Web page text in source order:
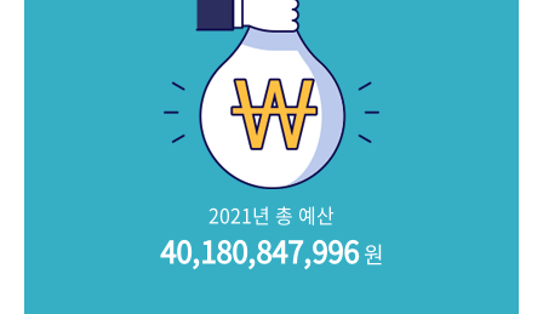
2021년 총 예산
40,180,847,996원